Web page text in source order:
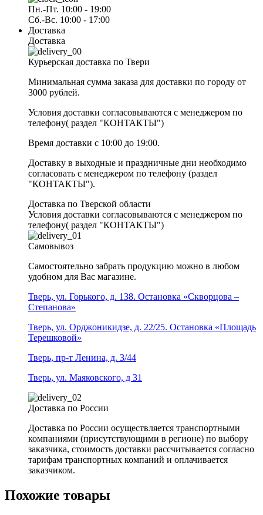
Пн.-Пт. 10:00 - 19:00
Сб.-Вс. 10:00 - 17:00
Доставка
Доставка
Курьерская доставка по Твери
Минимальная сумма заказа для доставки по городу от
3000 рублей.
Условия доставки согласовываются с менеджером по
телефону( раздел "КОНТАКТЫ")
Время доставки с 10:00 до 19:00.
Доставку в выходные и праздничные дни необходимо
согласовать с менеджером по телефону (раздел
"КОНТАКТЫ").
Доставка по Тверской области
Условия доставки согласовываются с менеджером по
телефону( раздел "КОНТАКТЫ")
Самовывоз
Самостоятельно забрать продукцию можно в любом
удобном для Вас магазине.
Тверь, ул. Горького, д. 138. Остановка «Скворцова –
Степанова»
Тверь, ул. Орджоникидзе, д. 22/25. Остановка «Площадь
Терешковой»
Тверь, пр-т Ленина, д. 3/44
Тверь, ул. Маяковского, д 31
Доставка по России
Доставка по России осуществляется транспортными
компаниями (присутствующими в регионе) по выбору
заказчика, стоимость доставки рассчитывается согласно
тарифам транспортных компаний и оплачивается
заказчиком.
Похожие товары